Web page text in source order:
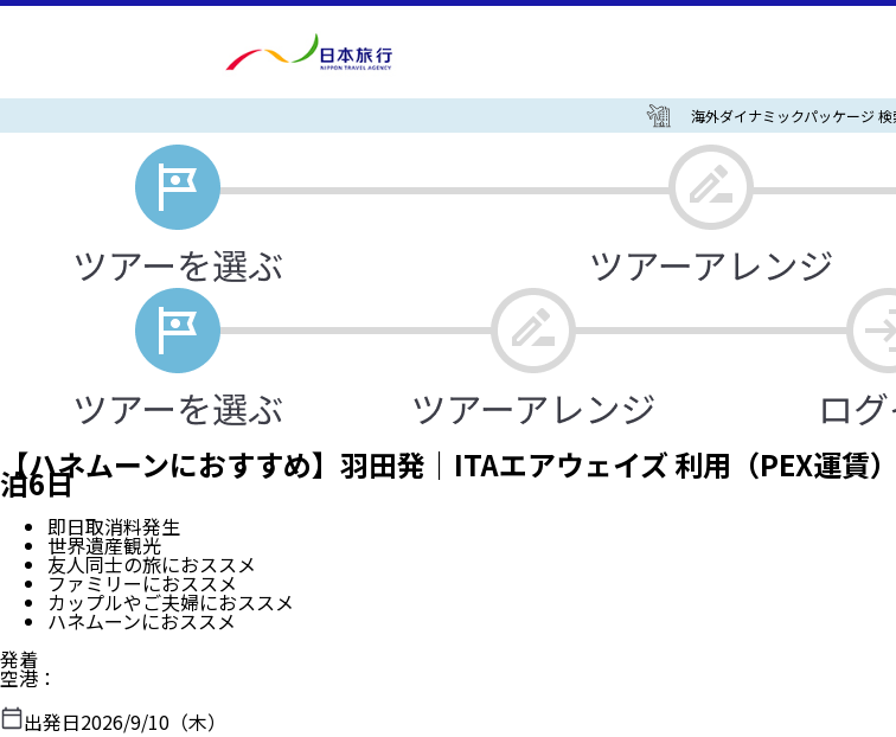
海外ダイナミックパッケージ
【ハネムーンにおすすめ】羽田発｜ITAエアウェイズ 利用（PEX運
泊6日
即日取消料発生
世界遺産観光
友人同士の旅におススメ
ファミリーにおススメ
カップルやご夫婦におススメ
ハネムーンにおススメ
発着
空港 ：
出発日2026/9/10（木）